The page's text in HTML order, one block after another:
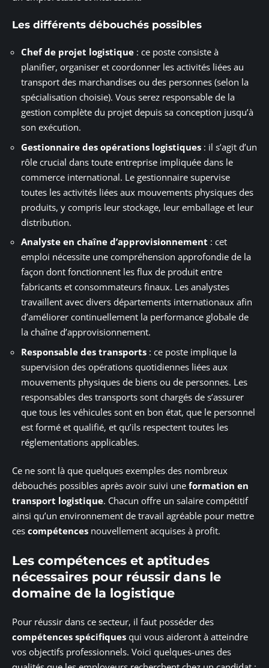
Les différents débouchés possibles
Chef de projet logistique : ce poste consiste à
planifier, organiser et coordonner les activités liées au
transport des marchandises ou des personnes (selon la
spécialisation choisie). Vous serez responsable de la
gestion complète du projet depuis sa conception jusqu’à
son exécution.
Gestionnaire des opérations logistiques : il s’agit d’un
rôle crucial dans toute entreprise impliquée dans le
commerce international. Le gestionnaire supervise
toutes les activités liées aux mouvements physiques des
produits, y compris leur stockage, leur emballage et leur
distribution.
Analyste en chaîne d’approvisionnement : cet
emploi nécessite une compréhension approfondie de la
façon dont fonctionnent les flux de produit entre
fabricants et consommateurs finaux. Les analystes
travaillent avec divers départements internationaux afin
d’améliorer continuellement la performance globale de
la chaîne d’approvisionnement.
Responsable des transports : ce poste implique la
supervision des opérations quotidiennes liées aux
mouvements physiques de biens ou de personnes. Les
responsables des transports sont chargés de s’assurer
que tous les véhicules sont en bon état, que le personnel
est formé et qualifié, et qu’ils respectent toutes les
réglementations applicables.
Ce ne sont là que quelques exemples des nombreux
débouchés possibles après avoir suivi une formation en
transport logistique. Chacun offre un salaire compétitif
ainsi qu’un environnement de travail agréable pour mettre
ces compétences nouvellement acquises à profit.
Les compétences et aptitudes
nécessaires pour réussir dans le
domaine de la logistique
Pour réussir dans ce secteur, il faut posséder des
compétences spécifiques qui vous aideront à atteindre
vos objectifs professionnels. Voici quelques-unes des